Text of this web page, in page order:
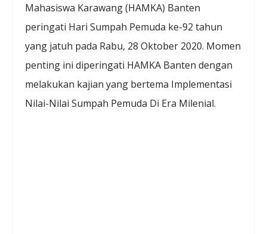
Mahasiswa Karawang (HAMKA) Banten
peringati Hari Sumpah Pemuda ke-92 tahun
yang jatuh pada Rabu, 28 Oktober 2020. Momen
penting ini diperingati HAMKA Banten dengan
melakukan kajian yang bertema Implementasi
Nilai-Nilai Sumpah Pemuda Di Era Milenial.